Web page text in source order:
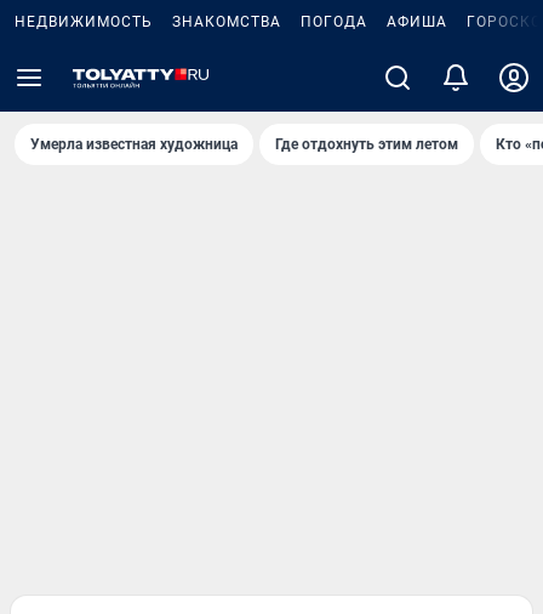
НЕДВИЖИМОСТЬ ЗНАКОМСТВА ПОГОДА АФИША
Умерла известная художница Где отдохнуть этим летом Кто